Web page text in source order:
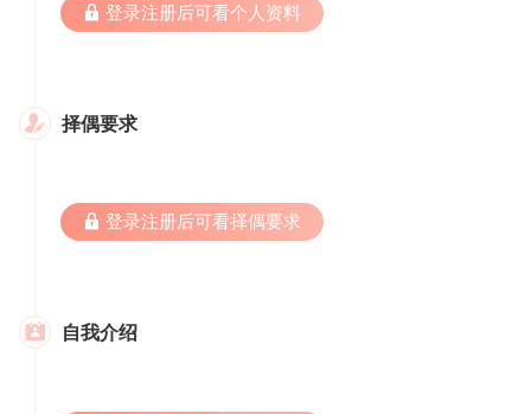
 登录注册后可看个人资料
 择偶要求
 登录注册后可看择偶要求
 自我介绍